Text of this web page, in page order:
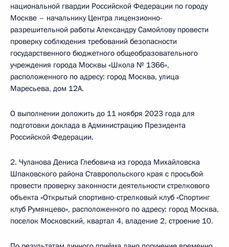
национальной гвардии Российской Федерации по городу
Москве – начальнику Центра лицензионно-
разрешительной работы Александру Самойлову провести
проверку соблюдения требований безопасности
государственного бюджетного общеобразовательного
учреждения города Москвы «Школа № 1366»,
расположенного по адресу: город Москва, улица
Маресьева, дом 12А.
О выполнении доложить до 11 ноября 2023 года для
подготовки доклада в Администрацию Президента
Российской Федерации.
2. Чуланова Дениса Глебовича из города Михайловска
Шпаковского района Ставропольского края с просьбой
провести проверку законности деятельности стрелкового
объекта «Открытый спортивно-стрелковый клуб «Спортинг
клуб Румянцево», расположенного по адресу: город Москва,
поселок Московский, квартал 4, владение 2, строение 10.